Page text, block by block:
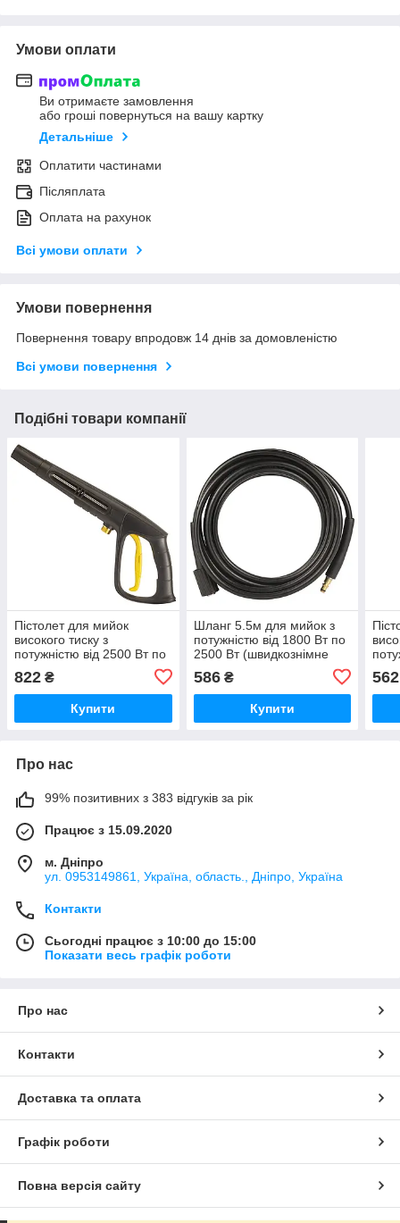
Умови оплати
Ви отримаєте замовлення
або гроші повернуться на вашу картку
Детальніше
Оплатити частинами
Післяплата
Оплата на рахунок
Всі умови оплати
Умови повернення
Повернення товару впродовж 14 днів за домовленістю
Всі умови повернення
Подібні товари компанії
Пістолет для мийок
високого тиску з
потужністю від 2500 Вт по
3000 Вт SIGMA (5344153)
822 ₴
Купити
Шланг 5.5м для мийок з
потужністю від 1800 Вт по
2500 Вт (швидкознімне
(5344183)
586₴
Купити
562
Про нас
99% позитивних з 383 відгуків за рік
Працює з 15.09.2020
м. Дніпро
ул. 0953149861, Україна, область., Дніпро, Україна
Контакти
Сьогодні працює з 10:00 до 15:00
Показати весь графік роботи
Про нас
Контакти
Доставка та оплата
Графік роботи
Повна версія сайту